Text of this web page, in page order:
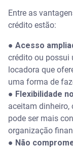
Entre as
crédito estão:
● Acesso
crédito ou possui
locadora que
uma forma de
● Flexibilidade
aceitam dinheiro,
pode ser mais
organização
● Não